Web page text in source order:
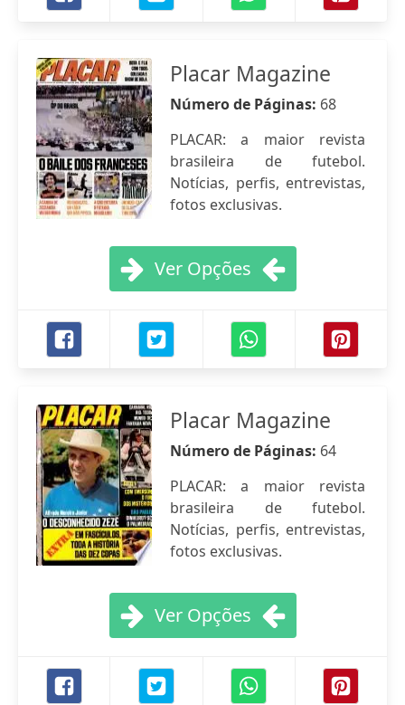
Placar Magazine
Número de Páginas: 68
PLACAR: a maior revista
brasileira de futebol.
Notícias, perfis, entrevistas,
fotos exclusivas.
Ver Opções
Placar Magazine
Número de Páginas: 64
PLACAR: a maior revista
brasileira de futebol.
Notícias, perfis, entrevistas,
fotos exclusivas.
Ver Opções